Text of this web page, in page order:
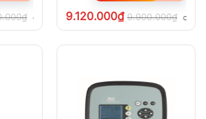
₫ chưa VAT 8%9.120.000₫ 9.900.000₫ chưa